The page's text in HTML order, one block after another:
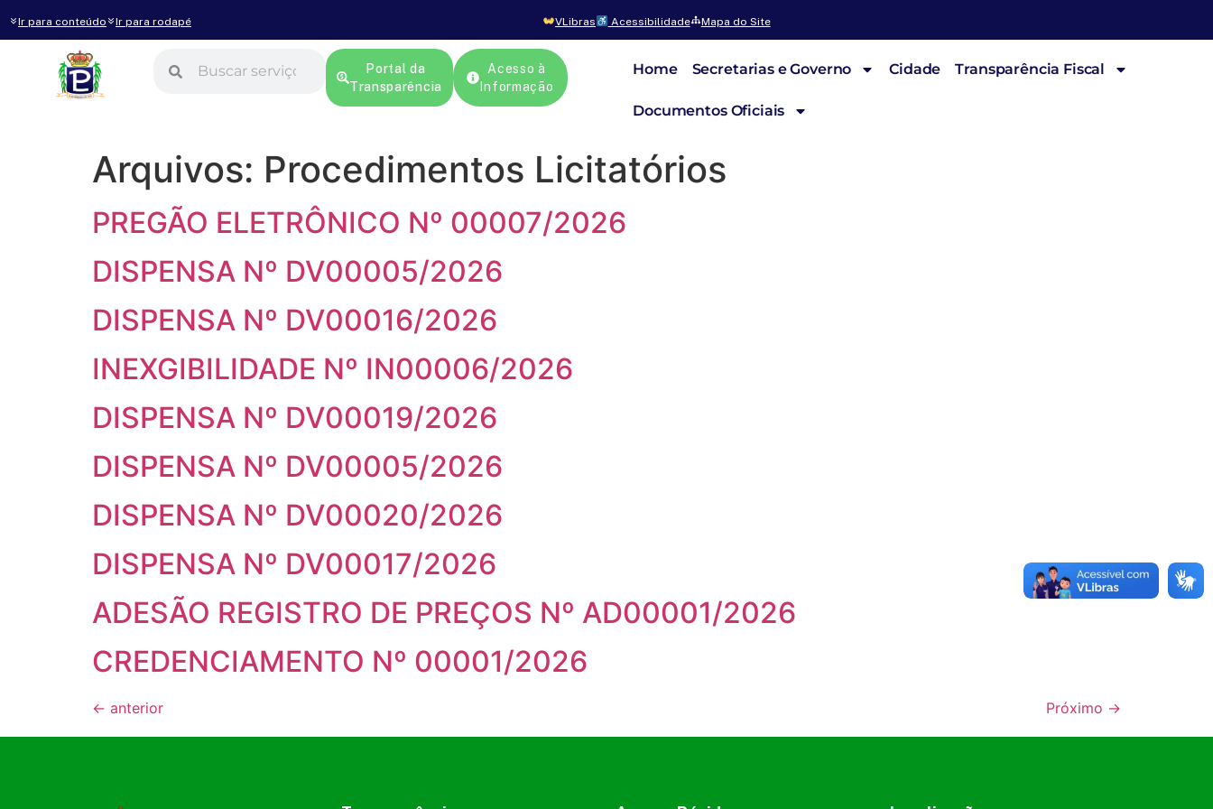
Ir para conteúdo Ir para rodapé VLibras Acessibilidade Mapa do Site
Portal da
Transparência
Acesso à
Informação
Home Secretarias e Governo Cidade Transparência Fiscal
Documentos Oficiais
Arquivos: Procedimentos Licitatórios
PREGÃO ELETRÔNICO Nº 00007/2026
DISPENSA Nº DV00005/2026
DISPENSA Nº DV00016/2026
INEXGIBILIDADE Nº IN00006/2026
DISPENSA Nº DV00019/2026
DISPENSA Nº DV00005/2026
DISPENSA Nº DV00020/2026
DISPENSA Nº DV00017/2026
ADESÃO REGISTRO DE PREÇOS Nº AD00001/2026
CREDENCIAMENTO Nº 00001/2026
← anterior Próximo →